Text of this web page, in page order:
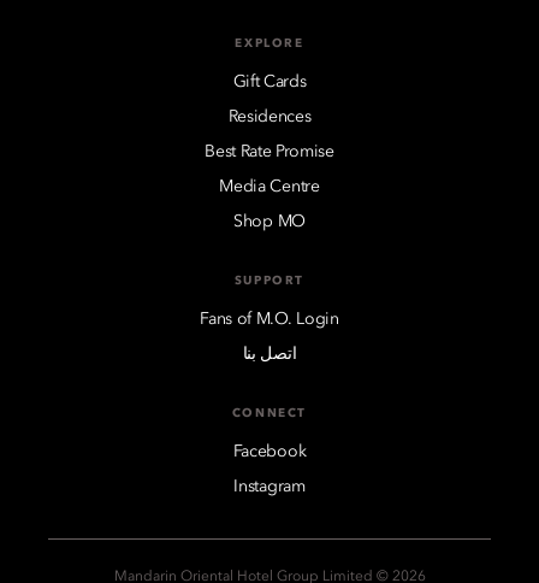
EXPLORE
Gift Cards
Residences
Best Rate Promise
Media Centre
Shop MO
SUPPORT
Fans of M.O. Login
اتصل بنا
CONNECT
Facebook
Instagram
2026 © Mandarin Oriental Hotel Group Limited